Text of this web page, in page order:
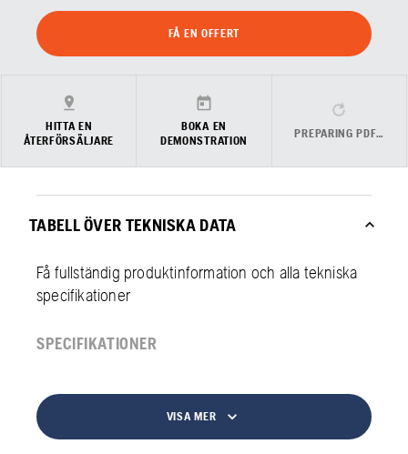
FÅ EN OFFERT
HITTA EN
ÅTERFÖRSÄLJARE
BOKA EN
DEMONSTRATION
PREPARING PDF…
TABELL ÖVER TEKNISKA DATA
Få fullständig produktinformation och alla tekniska
specifikationer
SPECIFIKATIONER
VISA MER